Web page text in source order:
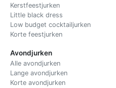
Kerstfeestjurken
Little black dress
Low budget cocktailjurken
Korte feestjurken
Avondjurken
Alle avondjurken
Lange avondjurken
Korte avondjurken